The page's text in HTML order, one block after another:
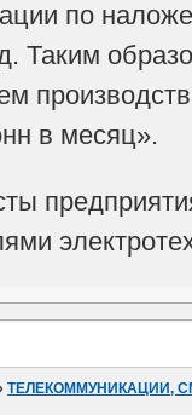
по
Таким
в месяц».
ТЕЛЕКОММУНИКАЦИИ,